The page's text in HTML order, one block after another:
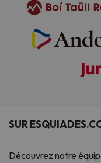
SUR
Découvrez notre